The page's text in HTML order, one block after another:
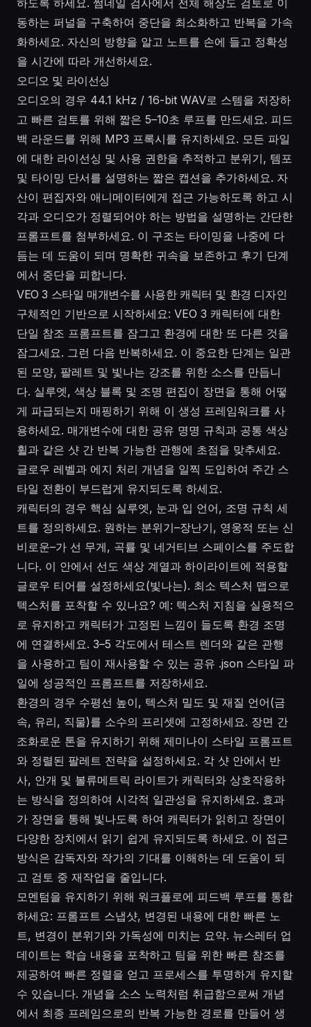
동하는 퍼널을 구축하여 중단을 최소화하고 반복을 가속
화하세요. 자신의 방향을 알고 노트를 손에 들고 정확성
을 시간에 따라 개선하세요.
오디오 및 라이선싱
오디오의 경우 44.1 kHz / 16-bit WAV로 스템을 저장하
고 빠른 검토를 위해 짧은 5–10초 루프를 만드세요. 피드
백 라운드를 위해 MP3 프록시를 유지하세요. 모든 파일
에 대한 라이선싱 및 사용 권한을 추적하고 분위기, 템포
및 타이밍 단서를 설명하는 짧은 캡션을 추가하세요. 자
산이 편집자와 애니메이터에게 접근 가능하도록 하고 시
각과 오디오가 정렬되어야 하는 방법을 설명하는 간단한
프롬프트를 첨부하세요. 이 구조는 타이밍을 나중에 다
듬는 데 도움이 되며 명확한 귀속을 보존하고 후기 단계
에서 중단을 피합니다.
VEO 3 스타일 매개변수를 사용한 캐릭터 및 환경 디자인
구체적인 기반으로 시작하세요: VEO 3 캐릭터에 대한
단일 참조 프롬프트를 잠그고 환경에 대한 또 다른 것을
잠그세요. 그런 다음 반복하세요. 이 중요한 단계는 일관
된 모양, 팔레트 및 빛나는 강조를 위한 소스를 만듭니
다. 실루엣, 색상 블록 및 조명 편집이 장면을 통해 어떻
게 파급되는지 매핑하기 위해 이 생성 프레임워크를 사
용하세요. 매개변수에 대한 공유 명명 규칙과 공통 색상
휠과 같은 샷 간 반복 가능한 관행에 초점을 맞추세요.
글로우 레벨과 에지 처리 개념을 일찍 도입하여 주간 스
타일 전환이 부드럽게 유지되도록 하세요.
캐릭터의 경우 핵심 실루엣, 눈과 입 언어, 조명 규칙 세
트를 정의하세요. 원하는 분위기–장난기, 영웅적 또는 신
비로운–가 선 무게, 곡률 및 네거티브 스페이스를 주도합
니다. 이 안에서 선도 색상 계열과 하이라이트에 적용할
글로우 티어를 설정하세요(빛나는). 최소 텍스처 맵으로
텍스처를 포착할 수 있나요? 예: 텍스처 지침을 실용적으
로 유지하고 캐릭터가 고정된 느낌이 들도록 환경 조명
에 연결하세요. 3–5 각도에서 테스트 렌더와 같은 관행
을 사용하고 팀이 재사용할 수 있는 공유 .json 스타일 파
일에 성공적인 프롬프트를 저장하세요.
환경의 경우 수평선 높이, 텍스처 밀도 및 재질 언어(금
속, 유리, 직물)를 소수의 프리셋에 고정하세요. 장면 간
조화로운 톤을 유지하기 위해 제미나이 스타일 프롬프트
와 정렬된 팔레트 전략을 설정하세요. 각 샷 안에서 반
사, 안개 및 볼류메트릭 라이트가 캐릭터와 상호작용하
는 방식을 정의하여 시각적 일관성을 유지하세요. 효과
가 장면을 통해 빛나도록 하여 캐릭터가 읽히고 장면이
다양한 장치에서 읽기 쉽게 유지되도록 하세요. 이 접근
방식은 감독자와 작가의 기대를 이해하는 데 도움이 되
고 검토 중 재작업을 줄입니다.
모멘텀을 유지하기 위해 워크플로에 피드백 루프를 통합
하세요: 프롬프트 스냅샷, 변경된 내용에 대한 빠른 노
트, 변경이 분위기와 가독성에 미치는 요약. 뉴스레터 업
데이트는 학습 내용을 포착하고 팀을 위한 빠른 참조를
제공하여 빠른 정렬을 얻고 프로세스를 투명하게 유지할
수 있습니다. 개념을 소스 노력처럼 취급함으로써 개념
에서 최종 프레임으로의 반복 가능한 경로를 만들어 생